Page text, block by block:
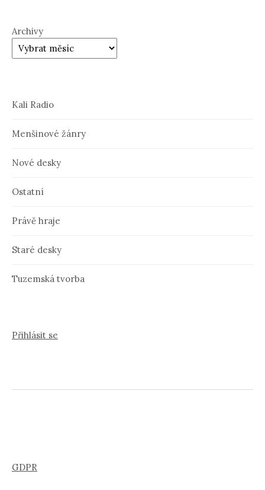
Archivy
Kali Radio
Menšinové žánry
Nové desky
Ostatní
Právě hraje
Staré desky
Tuzemská tvorba
Přihlásit se
GDPR